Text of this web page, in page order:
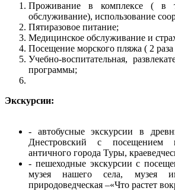
Проживание в комплексе ( в
обслуживание), использование
Пятиразовое питание;
Медицинское обслуживание и
Посещение морского пляжа ( 2 раза
Учебно-воспитательная,
программы;
Экскурсии:
- автобусные экскурсии в
Днестровский с посещением
античного города Туры,
- пешеходные экскурсии с
музея нашего села, музея
природоведческая –«Что растет